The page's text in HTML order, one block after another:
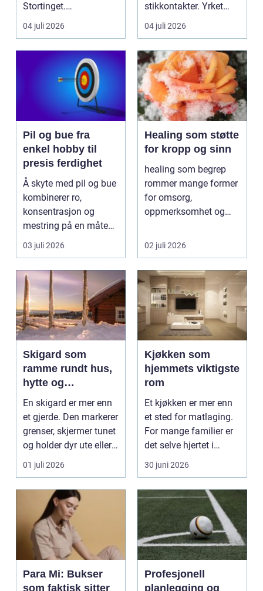
Stortinget.
Nyhetsbildet form...
04 juli 2026
stikkontakter. Yrket
handler om sikker...
04 juli 2026
Pil og bue fra
enkel hobby til
presis ferdighet
Å skyte med pil og bue
kombinerer ro,
konsentrasjon og
mestring på en måte
få andre aktiviteter
gjør...
03 juli 2026
Healing som støtte
for kropp og sinn
healing som begrep
rommer mange former
for omsorg,
oppmerksomhet og
som mål å s...
02 juli 2026
Skigard som
ramme rundt hus,
hytte og
kulturlandskap
En skigard er mer enn
et gjerde. Den markerer
grenser, skjermer tunet
og holder dyr ute eller
inne, ...
01 juli 2026
Kjøkken som
hjemmets viktigste
rom
Et kjøkken er mer enn
et sted for matlaging.
For mange familier er
det selve hjertet i
boligen, romm...
30 juni 2026
Para Mi: Bukser
som faktisk sitter
Profesjonell
planlegging og